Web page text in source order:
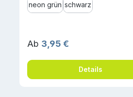
neon grün schwarz
Regulärer Preis:
Ab 3,95 €
Details